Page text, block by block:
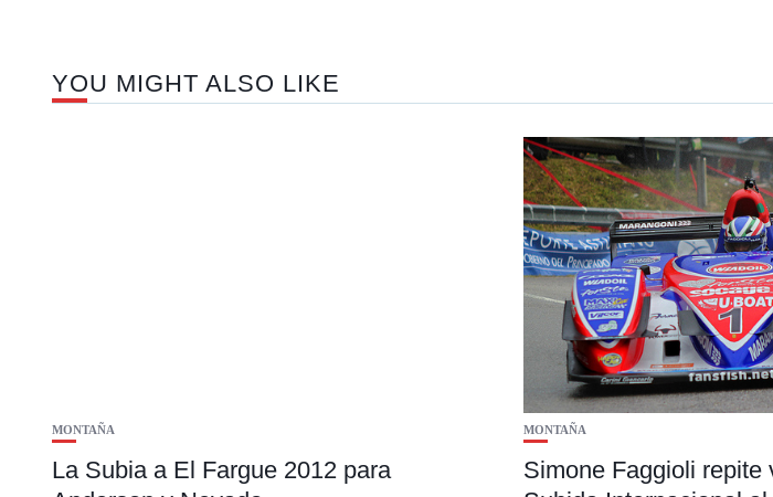
YOU MIGHT ALSO LIKE
MONTAÑA
La Subia a El Fargue 2012 para
MONTAÑA
Simone Faggioli repite